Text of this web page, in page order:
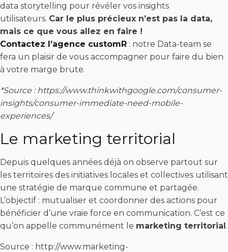
data storytelling pour révéler vos insights
utilisateurs. Car le plus précieux n’est pas la data,
mais ce que vous allez en faire !
Contactez l’agence customR : notre Data-team se
fera un plaisir de vous accompagner pour faire du bien
à votre marge brute.
*Source : https://www.thinkwithgoogle.com/consumer-
insights/consumer-immediate-need-mobile-
experiences/
Le marketing territorial
Depuis quelques années déjà on observe partout sur
les territoires des initiatives locales et collectives utilisant
une stratégie de marque commune et partagée.
L’objectif : mutualiser et coordonner des actions pour
bénéficier d’une vraie force en communication. C’est ce
qu’on appelle communément le marketing territorial.
Source : http://www.marketing-